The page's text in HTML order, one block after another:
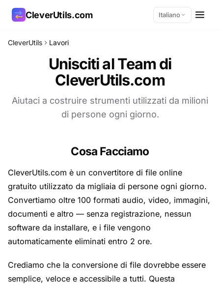
CleverUtils.com Italiano
CleverUtils Lavori
Unisciti al Team di
CleverUtils.com
Aiutaci a costruire strumenti utilizzati da milioni
di persone ogni giorno.
Cosa Facciamo
CleverUtils.com è un convertitore di file online
gratuito utilizzato da migliaia di persone ogni giorno.
Convertiamo oltre 100 formati audio, video, immagini,
documenti e altro — senza registrazione, nessun
software da installare, e i file vengono
automaticamente eliminati entro 2 ore.
Crediamo che la conversione di file dovrebbe essere
semplice, veloce e accessibile a tutti. Questa
Copia link